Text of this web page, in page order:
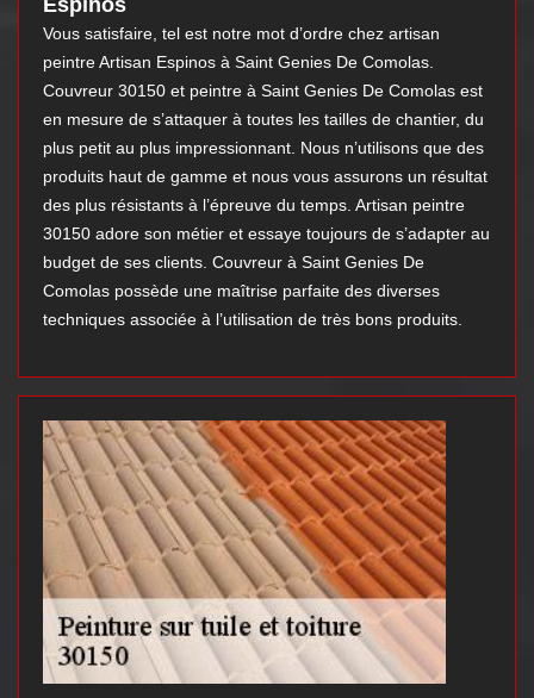
Espinos
Vous satisfaire, tel est notre mot d’ordre chez artisan
peintre Artisan Espinos à Saint Genies De Comolas.
Couvreur 30150 et peintre à Saint Genies De Comolas est
en mesure de s’attaquer à toutes les tailles de chantier, du
plus petit au plus impressionnant. Nous n’utilisons que des
produits haut de gamme et nous vous assurons un résultat
des plus résistants à l’épreuve du temps. Artisan peintre
30150 adore son métier et essaye toujours de s’adapter au
budget de ses clients. Couvreur à Saint Genies De
Comolas possède une maîtrise parfaite des diverses
techniques associée à l’utilisation de très bons produits.